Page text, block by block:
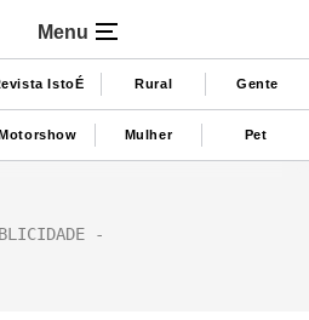
Menu
IstoÉ Rural Gente
Mulher Pet